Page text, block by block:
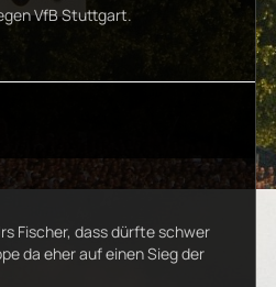
VfB Stuttgart.
Fischer, dass dürfte schwer
da eher auf einen Sieg der